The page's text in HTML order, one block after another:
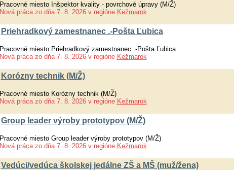
Pracovné miesto Inšpektor kvality - povrchové úpravy (M/Ž)
Nová práca zo dňa 7. 8. 2026 v regióne Kežmarok
Priehradkový zamestnanec .-Pošta Ľubica
Pracovné miesto Priehradkový zamestnanec .-Pošta Ľubica
Nová práca zo dňa 7. 8. 2026 v regióne Kežmarok
Korózny technik (M/Ž)
Pracovné miesto Korózny technik (M/Ž)
Nová práca zo dňa 7. 8. 2026 v regióne Kežmarok
Group leader výroby prototypov (M/Ž)
Pracovné miesto Group leader výroby prototypov (M/Ž)
Nová práca zo dňa 7. 8. 2026 v regióne Kežmarok
Vedúci/vedúca školskej jedálne ZŠ a MŠ (muž/žena)